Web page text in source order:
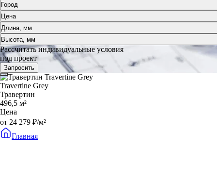
Город
Цена
Длина, мм
Высота, мм
Рассчитать индивидуальные условия
под проект
Запросить
Travertine Grey
Травертин
496,5 м²
Цена
от 24 279 ₽/м²
Главная